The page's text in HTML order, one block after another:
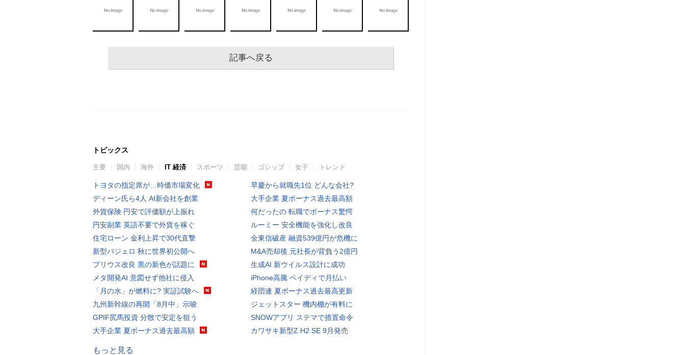
記事へ戻る
トピックス
主要 国内 海外 IT 経済 スポーツ 芸能 ゴシップ 女子 トレンド
トヨタの指定席が…時価市場変化
ディーン氏ら4人 AI新会社を創業
外貨保険 円安で評価額が上振れ
円安副業 英語不要で外貨を稼ぐ
住宅ローン 金利上昇で30代直撃
新型パジェロ 秋に世界初公開へ
プリウス改良 黒の新色が話題に
メタ開発AI 意図せず他社に侵入
「月の水」が燃料に? 実証試験へ
九州新幹線の再開「8月中」示唆
GPIF尻馬投資 分散で安定を狙う
大手企業 夏ボーナス過去最高額
早慶から就職先1位 どんな会社?
大手企業 夏ボーナス過去最高額
何だったの 転職でボーナス驚愕
ルーミー 安全機能を強化し改良
全東信破産 融資539億円が危機に
M&A売却後 元社長が背負う2億円
生成AI 新ウイルス設計に成功
iPhone高騰 ペイディで月払い
経団連 夏ボーナス過去最高更新
ジェットスター 機内棚が有料に
SNOWアプリ ステマで措置命令
カワサキ新型Z H2 SE 9月発売
もっと見る